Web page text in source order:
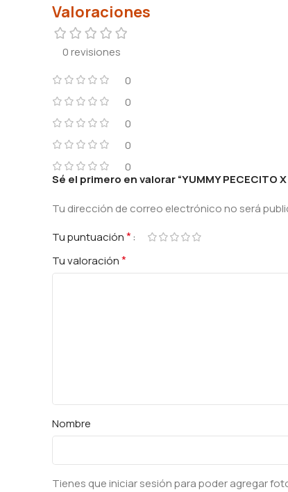
Valoraciones
0 revisiones
0
0
0
0
0
Sé el primero en valorar “YUMMY PECECITO X
Tu dirección de correo electrónico no será
Tu puntuación*
Tu valoración*
Nombre
Tienes que iniciar sesión para poder agregar